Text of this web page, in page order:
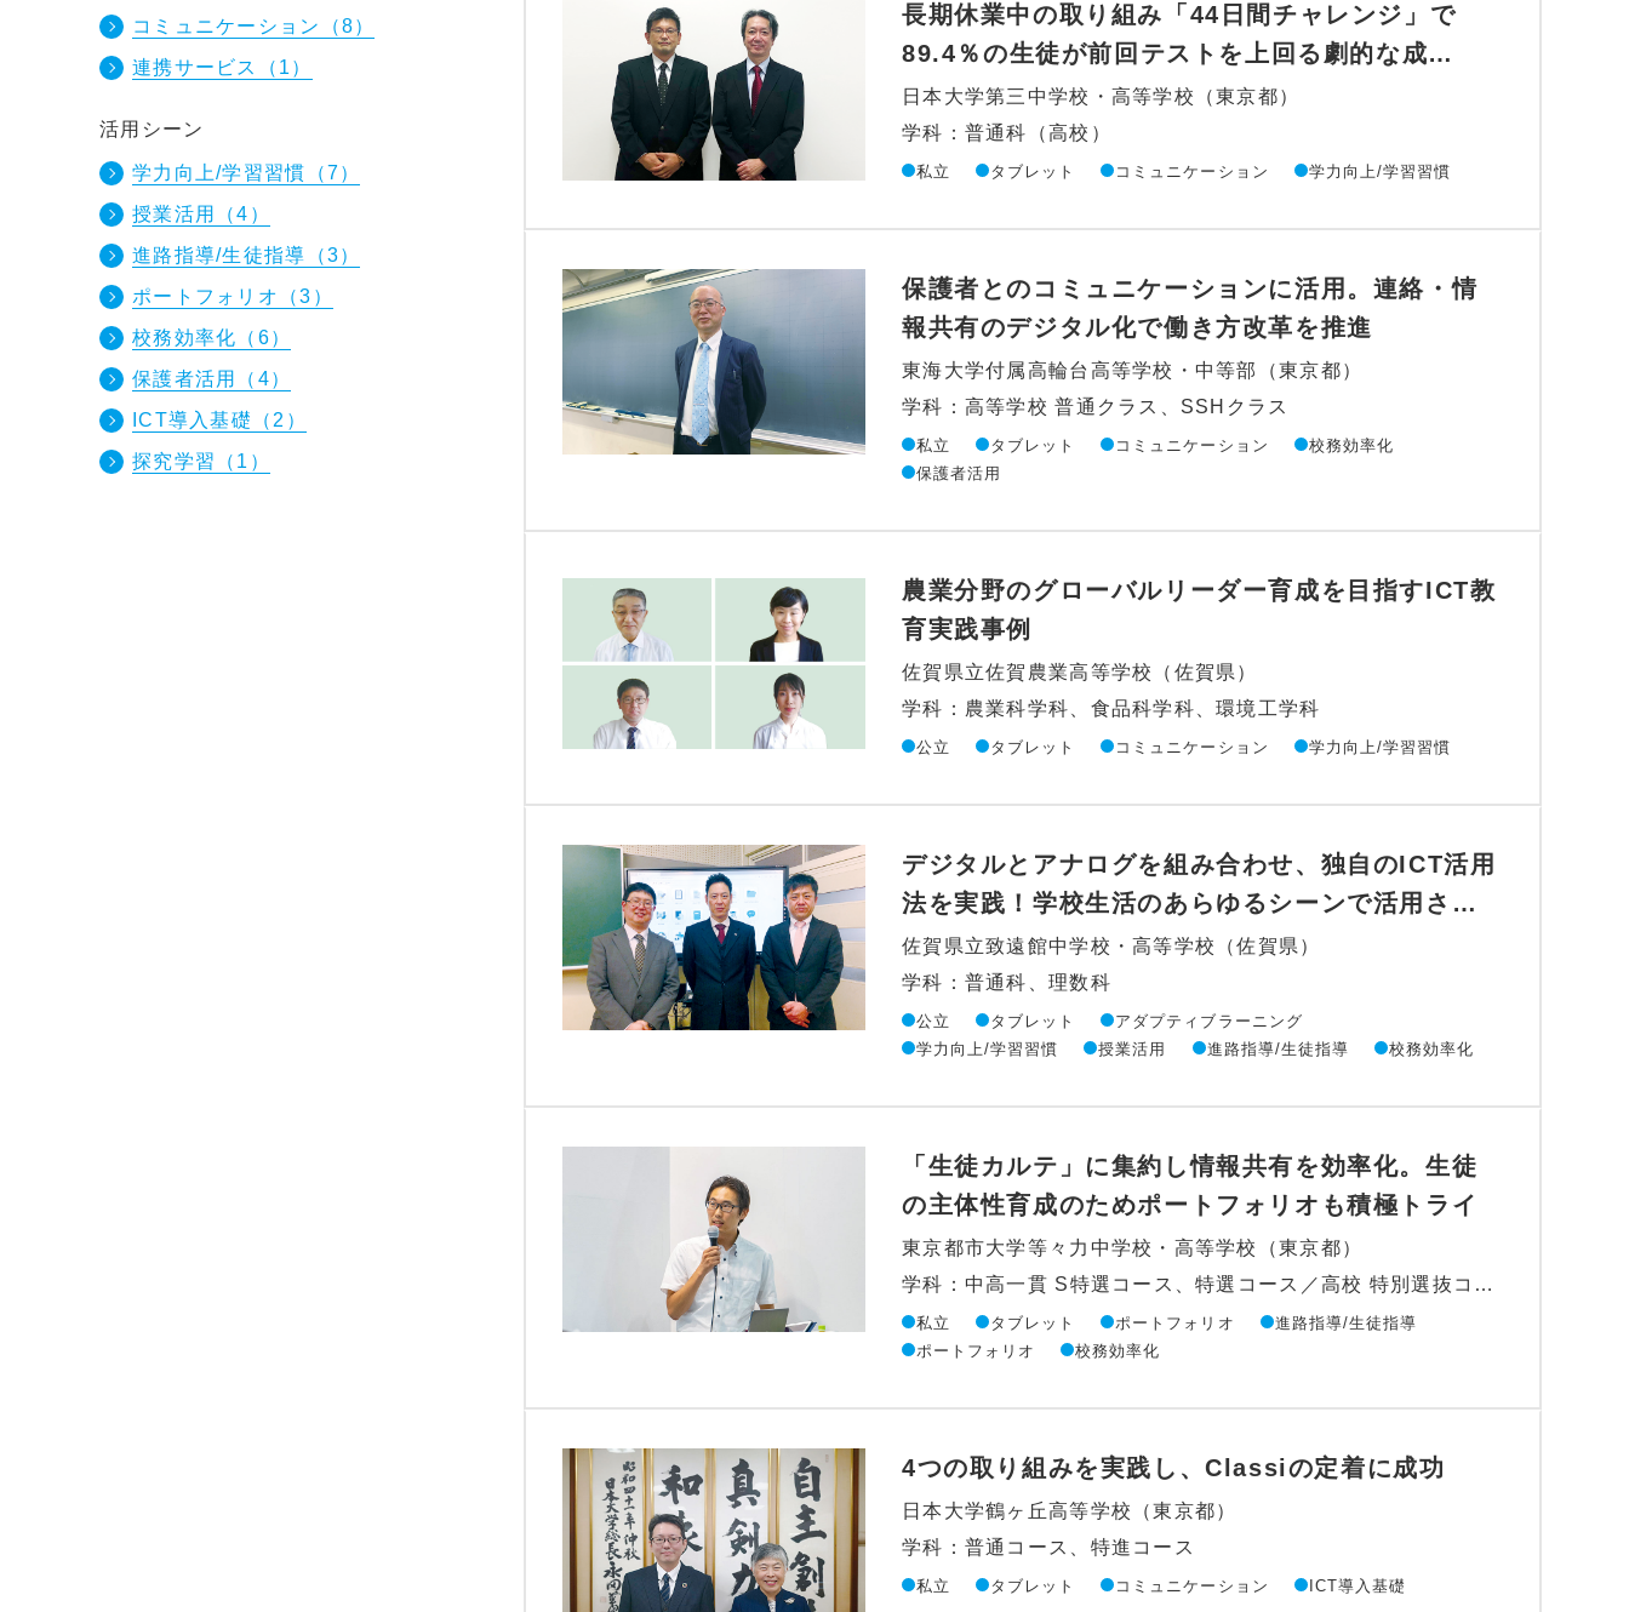
コミュニケーション
（8）
連携サービス
（1）
活用シーン
学力向上/学習習慣 （7）
授業活用
（4）
進路指導/生徒指導 （3）
ポートフォリオ
（3）
校務効率化 （6）
保護者活用
（4）
ICT導入基礎
（2）
探究学習
（1）
長期休業中の取り組み「44日間チャレンジ」で
89.4％の生徒が前回テストを上回る劇的な成…
日本大学第三中学校・高等学校（東京都）
学科：普通科（高校）
私立 タブレット コミュニケーション 学力向上/学習習慣
保護者とのコミュニケーションに活用。連絡・情
報共有のデジタル化で働き方改革を推進
東海大学付属高輪台高等学校・中等部（東京都）
学科：高等学校 普通クラス、SSHクラス
私立 タブレット コミュニケーション
校務効率化
保護者活用
農業分野のグローバルリーダー育成を目指すICT教
育実践事例
佐賀県立佐賀農業高等学校（佐賀県）
学科：農業科学科、食品科学科、環境工学科
公立 タブレット コミュニケーション 学力向上/学習習慣
デジタルとアナログを組み合わせ、独自のICT活用
法を実践！学校生活のあらゆるシーンで活用さ…
佐賀県立致遠館中学校・高等学校（佐賀県）
学科：普通科、理数科
公立 タブレット
アダプティブラーニング
学力向上/学習習慣
授業活用 進路指導/生徒指導 校務効率化
「生徒カルテ」に集約し情報共有を効率化。生徒
の主体性育成のためポートフォリオも積極トライ
東京都市大学等々力中学校・高等学校（東京都）
学科：中高一貫 S特選コース、特選コース／高校 特別選抜コース
私立 タブレット ポートフォリオ
進路指導/生徒指導
ポートフォリオ
校務効率化
4つの取り組みを実践し、Classiの定着に成功
日本大学鶴ヶ丘高等学校（東京都）
学科：普通コース、特進コース
私立 タブレット コミュニケーション ICT導入基礎